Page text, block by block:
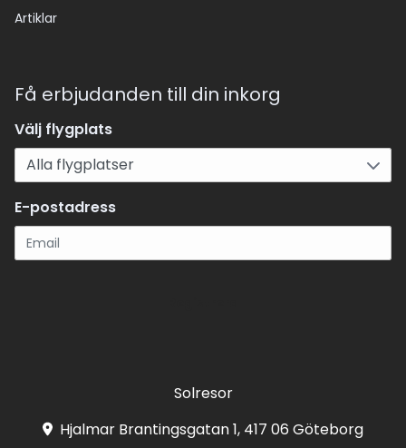
Artiklar
Få erbjudanden till din inkorg
Välj flygplats
E-postadress
Solresor
Hjalmar Brantingsgatan 1, 417 06 Göteborg